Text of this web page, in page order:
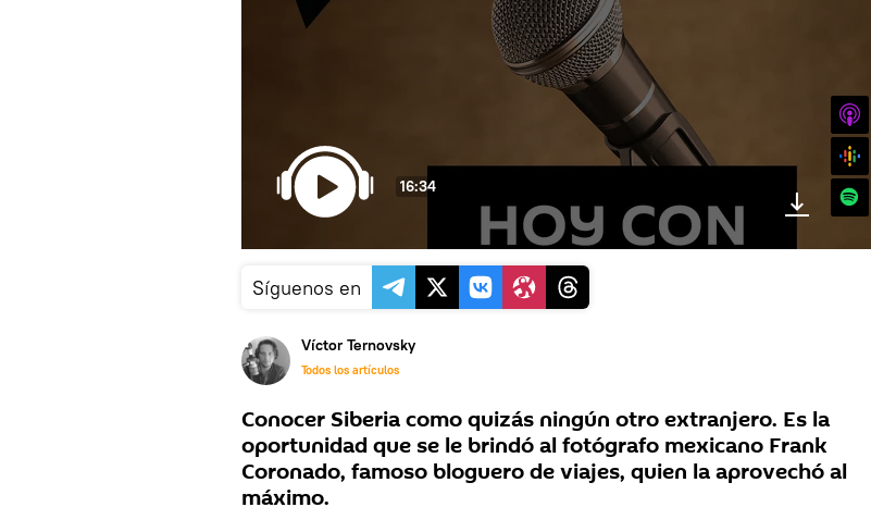
16:34 Spotify
Síguenos en
Víctor Ternovsky
Todos los artículos
Conocer Siberia como quizás ningún otro extranjero. Es la
oportunidad que se le brindó al fotógrafo mexicano Frank
Coronado, famoso bloguero de viajes, quien la aprovechó al
máximo.